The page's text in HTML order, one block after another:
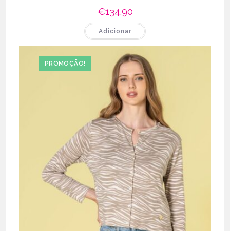
€134.90
Adicionar
PROMOÇÃO!